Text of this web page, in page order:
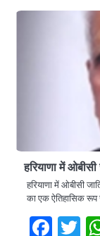
हरियाणा में
हरियाणा में ओबीसी
का एक ऐतिहासिक रूप